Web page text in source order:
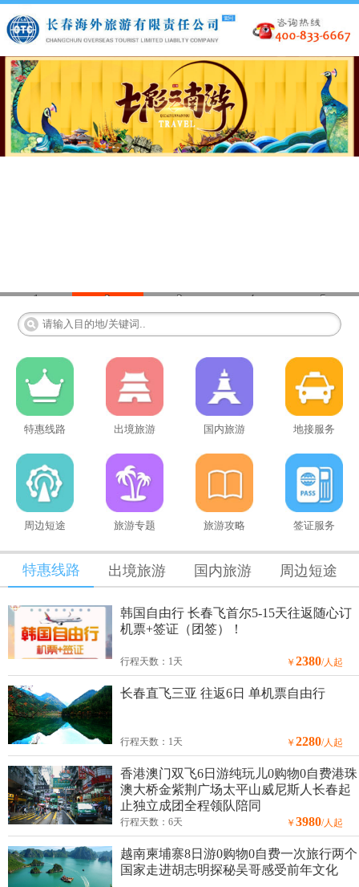
1 2 3 4 5
特惠线路 出境旅游 国内旅游 地接服务
周边短途 旅游专题 旅游攻略 签证服务
特惠线路 出境旅游 国内旅游 周边短途
韩国自由行 长春飞首尔5-15天往返随心订
机票+签证（团签）！
行程天数：1天 ￥ 2380/人起
长春直飞三亚 往返6日 单机票自由行
行程天数：1天 ￥ 2280/人起
香港澳门双飞6日游纯玩儿0购物0自费港珠
澳大桥金紫荆广场太平山威尼斯人长春起
止独立成团全程领队陪同
行程天数：6天 ￥ 3980/人起
越南柬埔寨8日游0购物0自费一次旅行两个
国家走进胡志明探秘吴哥感受前年文化